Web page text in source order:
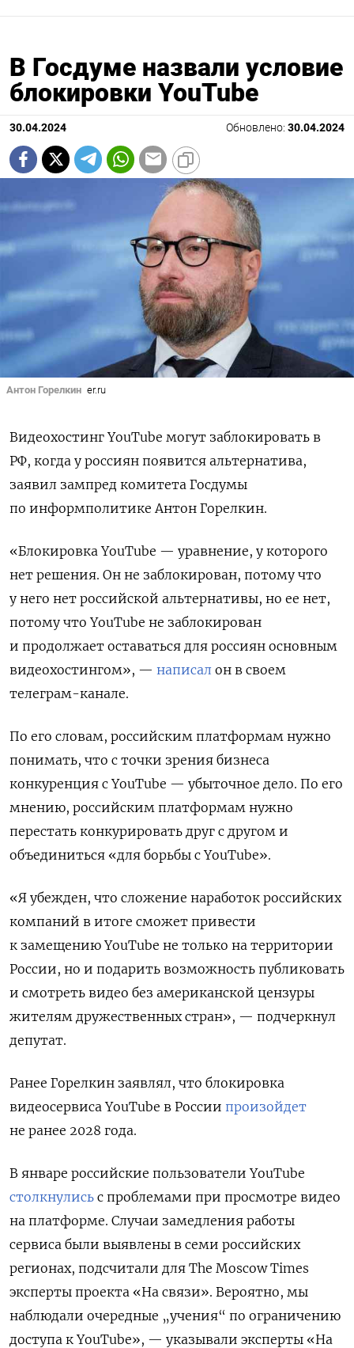
В Госдуме назвали условие
блокировки YouTube
30.04.2024 Обновлено: 30.04.2024
Антон Горелкин er.ru
Видеохостинг YouTube могут заблокировать в
РФ, когда у россиян появится альтернатива,
заявил зампред комитета Госдумы
по информполитике Антон Горелкин.
«Блокировка YouTube — уравнение, у которого
нет решения. Он не заблокирован, потому что
у него нет российской альтернативы, но ее нет,
потому что YouTube не заблокирован
и продолжает оставаться для россиян основным
видеохостингом», — написал он в своем
телеграм-канале.
По его словам, российским платформам нужно
понимать, что с точки зрения бизнеса
конкуренция с YouTube — убыточное дело. По его
мнению, российским платформам нужно
перестать конкурировать друг с другом и
объединиться «для борьбы с YouTube».
«Я убежден, что сложение наработок российских
компаний в итоге сможет привести
к замещению YouTube не только на территории
России, но и подарить возможность публиковать
и смотреть видео без американской цензуры
жителям дружественных стран», — подчеркнул
депутат.
Ранее Горелкин заявлял, что блокировка
видеосервиса YouTube в России произойдет
не ранее 2028 года.
В январе российские пользователи YouTube
столкнулись с проблемами при просмотре видео
на платформе. Случаи замедления работы
сервиса были выявлены в семи российских
регионах, подсчитали для The Moscow Times
эксперты проекта «На связи». Вероятно, мы
наблюдали очередные „учения“ по ограничению
доступа к YouTube», — указывали эксперты «На